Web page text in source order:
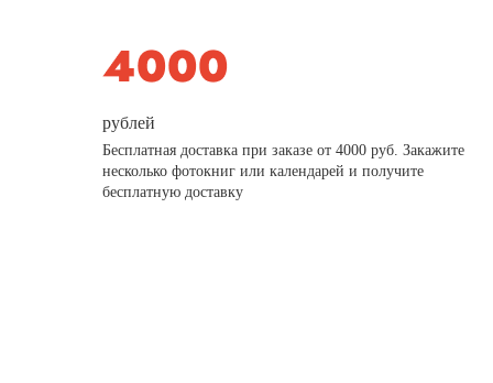
рублей
Бесплатная доставка при заказе от 4000 руб. Закажите
несколько фотокниг или календарей и получите
бесплатную доставку